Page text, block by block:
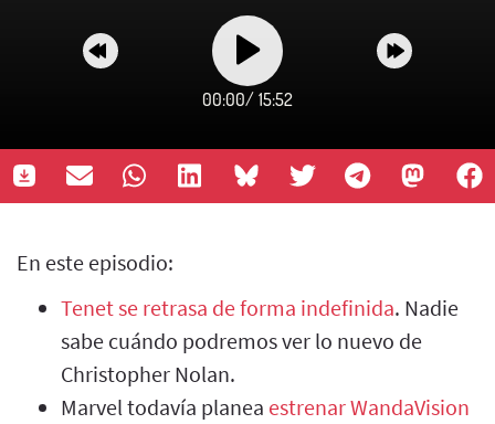
00:00/ 15:52
En este episodio:
Tenet se retrasa de forma indefinida. Nadie
sabe cuándo podremos ver lo nuevo de
Christopher Nolan.
Marvel todavía planea estrenar WandaVision